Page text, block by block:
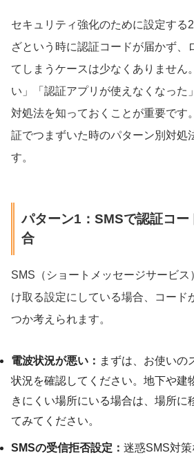
セキュリティ強化のために設定する
ざという時に認証コードが届かず、
てしまうケースは少なくありません
い」「認証アプリが使えなくなった
対処法を知っておくことが重要です
証でつまずいた時のパターン別対処
す。
パターン1：SMSで認証コー
合
SMS（ショートメッセージサービス
け取る設定にしている場合、コード
つか考えられます。
電波状況が悪い： まずは、お使いの
状況を確認してください。地下や建
きにくい場所にいる場合は、場所に
てみてください。
SMSの受信拒否設定： 迷惑SMS対